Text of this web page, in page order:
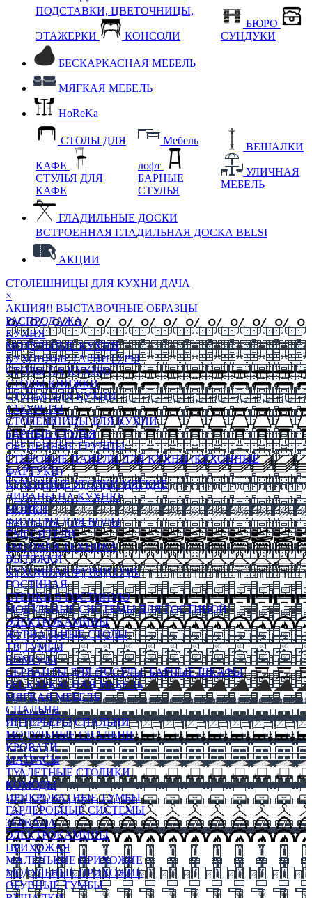
ПОДСТАВКИ, ЦВЕТОЧНИЦЫ,
ЭТАЖЕРКИ КОНСОЛИ
БЮРО
СУНДУКИ
БЕСКАРКАСНАЯ МЕБЕЛЬ
МЯГКАЯ МЕБЕЛЬ
HoReKa
СТОЛЫ ДЛЯ
КАФЕ
СТУЛЬЯ ДЛЯ
КАФЕ
Мебель
лофт
БАРНЫЕ
СТУЛЬЯ
ВЕШАЛКИ
УЛИЧНАЯ
МЕБЕЛЬ
ГЛАДИЛЬНЫЕ ДОСКИ
ВСТРОЕННАЯ ГЛАДИЛЬНАЯ ДОСКА BELSI
АКЦИИ
СТОЛЕШНИЦЫ ДЛЯ КУХНИ ДАЧА
×
АКЦИЯ!! ВЫСТАВОЧНЫЕ ОБРАЗЦЫ
РАСПРОДАЖА
КУХНЯ
МОДУЛЬНЫЕ КУХНИ
КУХОННЫЕ ГАРНИТУРЫ
СТОЛЫ НА КУХНЮ
СТОЛЫ КНИЖКИ
СТУЛЬЯ ДЛЯ КУХНИ
ТАБУРЕТЫ
СТОЛЕШНИЦЫ ДЛЯ КУХНИ
БАРНЫЕ СТУЛЬЯ
ОБЕДЕННЫЕ ГРУППЫ
СТЕНОВЫЕ ПАНЕЛИ ДЛЯ КУХНИ (КУХОННЫЕ
ФАРТУКИ)
КУХОННЫЕ УГОЛКИ МЯГКИЕ
ДИВАНЫ НА КУХНЮ
МОЙКИ
ФИЛЬТРЫ ДЛЯ ВОДЫ
СМЕСИТЕЛИ
БЫТОВАЯ ТЕХНИКА
ВЫТЯЖКИ
КУХОННАЯ ФУРНИТУРА
ГОСТИНАЯ
СТЕНКИ В ГОСТИНУЮ
МОДУЛЬНЫЕ СИСТЕМЫ ДЛЯ ГОСТИНОЙ
ЭЛЕКТРОКАМИНЫ
ЖУРНАЛЬНЫЕ СТОЛЫ
ТВ ТУМБЫ
КОМОДЫ
СЕРВАНТЫ ДЛЯ ПОСУДЫ, БАРНЫЕ ШКАФЫ
БЕСКАРКАСНАЯ МЕБЕЛЬ
МЯГКАЯ МЕБЕЛЬ
СПАЛЬНЯ
ИНТЕРЬЕРЫ СПАЛЬНИ
МОДУЛЬНЫЕ СПАЛЬНИ
КРОВАТИ
МАТРАСЫ
ТУАЛЕТНЫЕ СТОЛИКИ
КОМОДЫ
ПРИКРОВАТНЫЕ ТУМБЫ
ГАРДЕРОБНЫЕ СИСТЕМЫ
ЗЕРКАЛА
ЭЛЕКТРОКАМИНЫ
ПРИХОЖАЯ
МАЛЕНЬКИЕ ПРИХОЖИЕ
МОДУЛЬНЫЕ ПРИХОЖИЕ
ОБУВНЫЕ ТУМБЫ